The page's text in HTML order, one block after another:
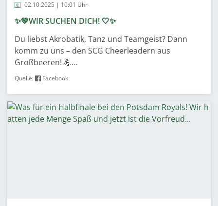
02.10.2025 | 10:01 Uhr
✨💚WIR SUCHEN DICH! 🤍✨
Du liebst Akrobatik, Tanz und Teamgeist? Dann
komm zu uns – den SCG Cheerleadern aus
Großbeeren! 💪...
Quelle: Facebook